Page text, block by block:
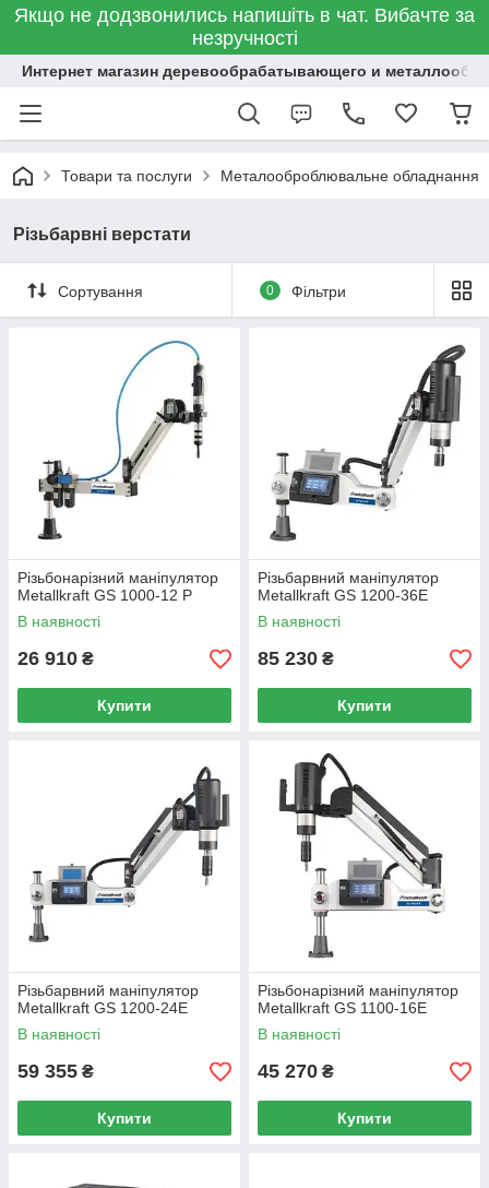
Якщо не додзвонились напишіть в чат. Вибачте за
незручності
Интернет магазин деревообрабатывающего и
Товари та послуги Металооброблювальне обладнання
Різьбарвні верстати
Сортування 0 Фільтри
Різьбонарізний маніпулятор
Metallkraft GS 1000-12 P
В наявності
26 910 ₴
Купити
Різьбарвний маніпулятор
Metallkraft GS 1200-36E
В наявності
85 230 ₴
Купити
Різьбарвний маніпулятор
Metallkraft GS 1200-24E
В наявності
59 355 ₴
Купити
Різьбонарізний маніпулятор
Metallkraft GS 1100-16E
В наявності
45 270 ₴
Купити